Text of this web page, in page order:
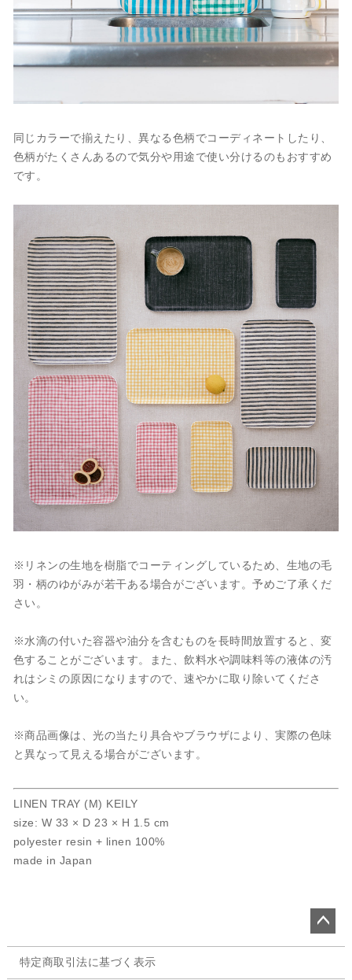
同じカラーで揃えたり、異なる色柄でコーディネートしたり、
色柄がたくさんあるので気分や用途で使い分けるのもおすすめ
です。
※リネンの生地を樹脂でコーティングしているため、生地の毛
羽・柄のゆがみが若干ある場合がございます。予めご了承くだ
さい。
※水滴の付いた容器や油分を含むものを長時間放置すると、変
色することがございます。また、飲料水や調味料等の液体の汚
れはシミの原因になりますので、速やかに取り除いてくださ
い。
※商品画像は、光の当たり具合やブラウザにより、実際の色味
と異なって見える場合がございます。
LINEN TRAY (M) KEILY
size: W 33 × D 23 × H 1.5 cm
polyester resin + linen 100%
made in Japan
ペー
特定商取引法に基づく表示